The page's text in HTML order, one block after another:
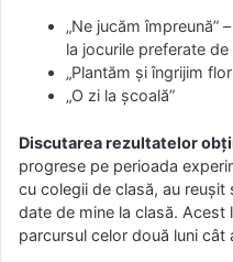
„Ne jucăm împreună”
la jocurile preferate de
„Plantăm și îngrijim
„O zi la școală”
Discutarea rezultatelor
progrese pe perioada
cu colegii de clasă, au reușit
date de mine la clasă.
parcursul celor două luni cât